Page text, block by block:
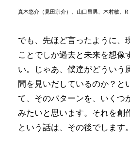
真木悠介（見田宗介）、山口昌男、木村敏、R
でも、先ほど言ったように、
ことでしか過去と未来を想像
い。じゃあ、僕達がどういう
間を見いだしているのか？と
て、そのパターンを、いくつ
みたいと思います。それを創
という話は、その後でします。